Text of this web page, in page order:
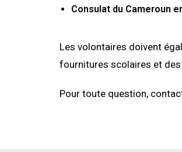
Consulat du Cameroun
Les volontaires doivent
fournitures scolaires et
Pour toute question,